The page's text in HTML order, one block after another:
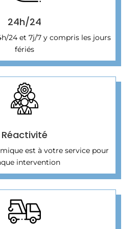
24h/24
24 et 7j/7 y compris les jours
fériés
Réactivité
est à votre service pour
intervention